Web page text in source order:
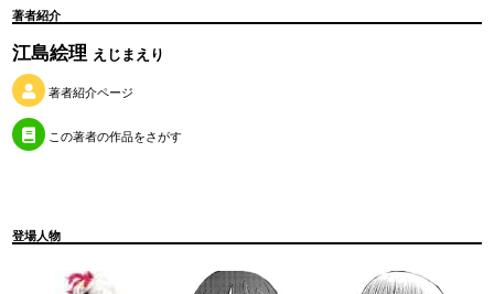
著者紹介
江島絵理 えじまえり
著者紹介ページ
この著者の作品をさがす
登場人物